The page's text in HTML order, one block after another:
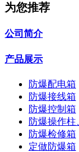
为您推荐
公司简介
产品展示
防爆配电箱
防爆接线箱
防爆控制箱
防爆操作柱
防爆检修箱
定做防爆箱